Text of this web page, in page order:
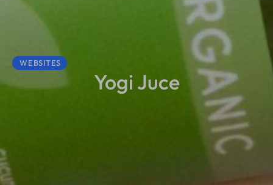
WEBSITES
Yogi Juce